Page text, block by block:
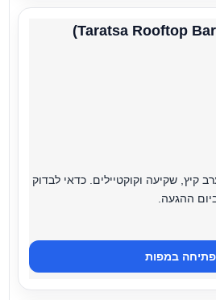
קיץ, שקיעה וקוקטיילים. כדאי לבדוק
ההגעה.
פתיחה במפות